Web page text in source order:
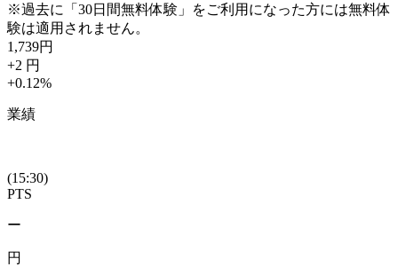
※過去に「30日間無料体験」をご利用になった方には無料体
験は適用されません。
1,739円
+2 円
+0.12%
業績
(15:30)
PTS
ー
円